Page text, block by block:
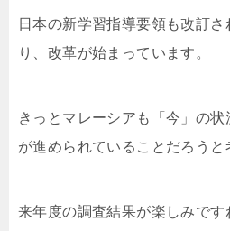
日本の新学習指導要領も改訂
り、改革が始まっています。
きっとマレーシアも「今」の
が進められていることだろうと
来年度の調査結果が楽しみです